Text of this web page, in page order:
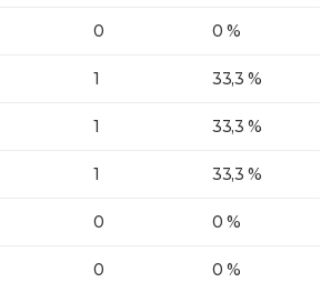
0 0 %
1 33,3 %
1 33,3 %
1 33,3 %
0 0 %
0 0 %